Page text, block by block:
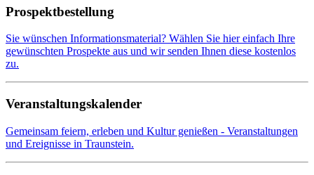
Prospektbestellung
Sie wünschen Informationsmaterial? Wählen Sie hier einfach Ihre
gewünschten Prospekte aus und wir senden Ihnen diese kostenlos
zu.
Veranstaltungskalender
Gemeinsam feiern, erleben und Kultur genießen - Veranstaltungen
und Ereignisse in Traunstein.